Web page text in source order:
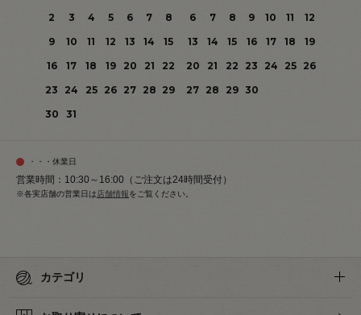
2
3 4 5 6 7
8
9
10 11 12 13 14
15
16
17 18 19 20 21
22
23
24 25 26 27 28 29
30
31
6
7 8 9 10 11
12
13
14 15 16 17 18
19
20
21 22 23 24 25
26
27 28 29 30
・・・休業日
営業時間：10:30～16:00（ご注文は24時間受付）
※各実店舗の営業日は 店舗情報をご覧ください。
カテゴリ